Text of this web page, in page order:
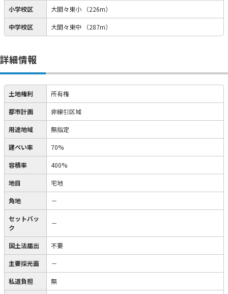
小学校区 大間々東小 （226m）
中学校区 大間々東中 （287m）
詳細情報
土地権利 所有権
都市計画 非線引区域
用途地域 無指定
建ぺい率 70%
容積率 400%
地目 宅地
角地 －
セットバッ
ク
－
国土法届出 不要
主要採光面 －
私道負担 無